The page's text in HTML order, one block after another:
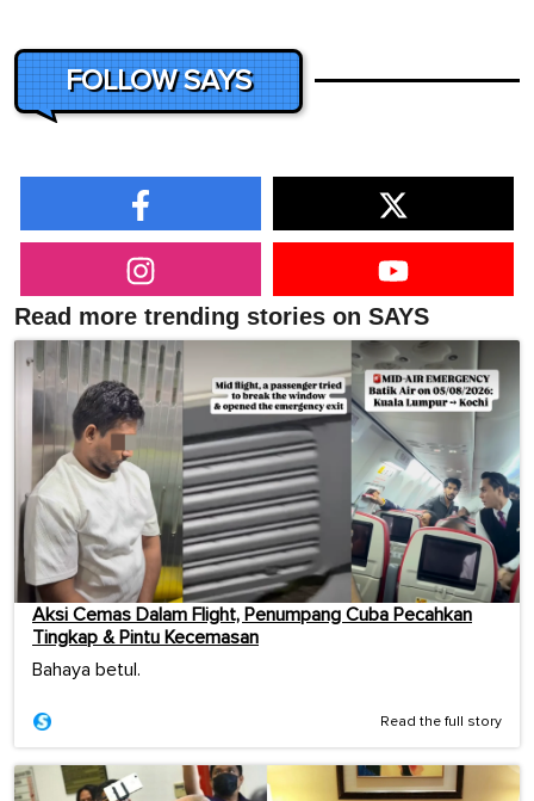
FOLLOW SAYS
Read more trending stories on SAYS
Aksi Cemas Dalam Flight, Penumpang Cuba Pecahkan
Tingkap & Pintu Kecemasan
Bahaya betul.
Read the full story